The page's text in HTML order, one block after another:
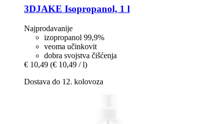
3DJAKE Isopropanol, 1 l
Najprodavanije
izopropanol 99,9%
veoma učinkovit
dobra svojstva čišćenja
€ 10,49 (€ 10,49 / l)
Dostava do 12. kolovoza